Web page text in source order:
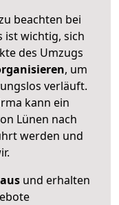
beachten bei
ist wichtig, sich
des Umzugs
, um
verläuft.
kann ein
Lünen nach
werden und
und erhalten